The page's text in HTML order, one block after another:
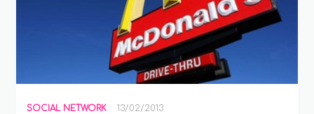
SOCIAL NETWORK 13/02/2013